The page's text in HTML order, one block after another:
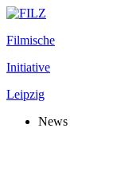
Filmische
Initiative
Leipzig
News